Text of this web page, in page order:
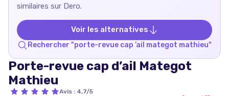
similaires sur Dero.
Voir les alternatives
Rechercher "porte-revue cap ’ail mategot mathieu"
Porte-revue cap d’ail Mategot
Mathieu
Avis : 4,7/5